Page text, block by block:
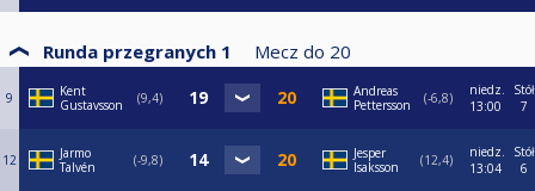
Runda przegranych 1 Mecz do 20
9
Kent
Gustavsson
9,4
Andreas
Pettersson
-6,8
niedz.
13:00
Stół
7
12
Jarmo
Talvén
-9,8
Jesper
Isaksson
12,4
niedz.
13:04
Stół
6